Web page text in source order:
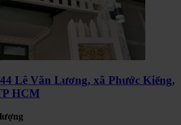
Lê Văn Lương, xã Phước Kiểng,
HCM